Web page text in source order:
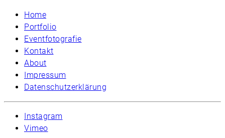
Home
Portfolio
Eventfotografie
Kontakt
About
Impressum
Datenschutzerklärung
Instagram
Vimeo